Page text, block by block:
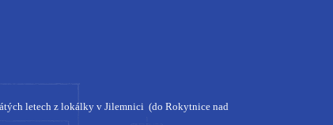
letech z lokálky v Jilemnici (do Rokytnice nad